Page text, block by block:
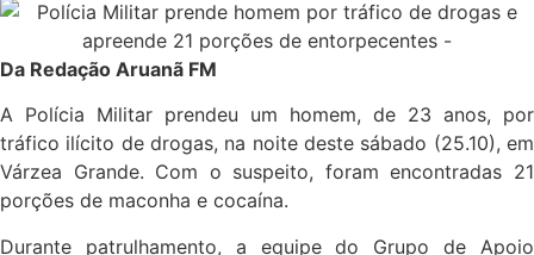
Da Redação Aruanã FM
A Polícia Militar prendeu um homem, de 23 anos, por
tráfico ilícito de drogas, na noite deste sábado (25.10), em
Várzea Grande. Com o suspeito, foram encontradas 21
porções de maconha e cocaína.
Durante patrulhamento, a equipe do Grupo de Apoio